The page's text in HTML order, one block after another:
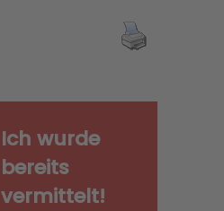
Ich wurde
bereits
vermittelt!